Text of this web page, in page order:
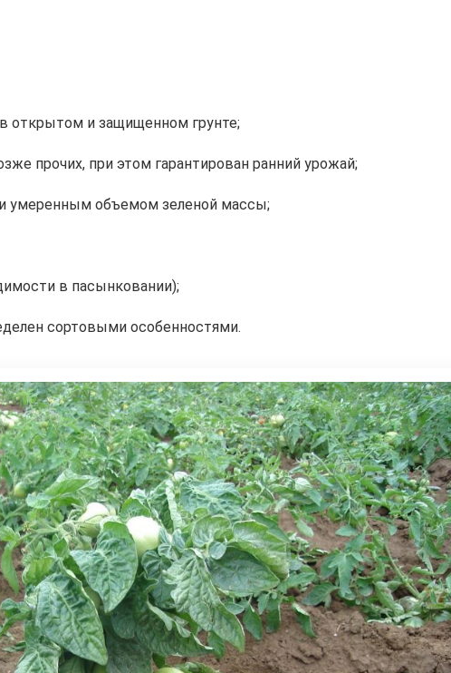
открытом и защищенном грунте;
прочих, при этом гарантирован ранний урожай;
умеренным объемом зеленой массы;
в пасынковании);
сортовыми особенностями.